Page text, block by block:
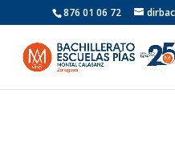
876 01 06 72